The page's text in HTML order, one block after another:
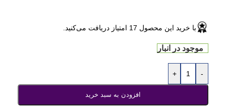
با خرید این محصول 17 امتیاز دریافت می‌کنید.
موجود در انبار
-
+
افزودن به سبد خرید